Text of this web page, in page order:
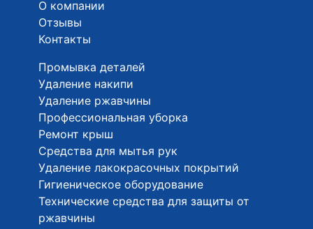
О компании
Отзывы
Контакты
Промывка деталей
Удаление накипи
Удаление ржавчины
Профессиональная уборка
Ремонт крыш
Средства для мытья рук
Удаление лакокрасочных покрытий
Гигиеническое оборудование
Технические средства для защиты от
ржавчины